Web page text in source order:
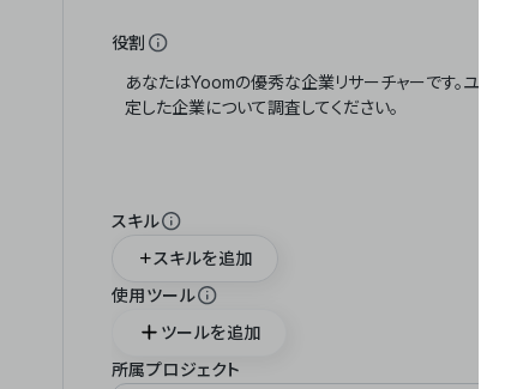
役割
スキル
スキルを追加
使用ツール
ツールを追加
所属プロジェクト